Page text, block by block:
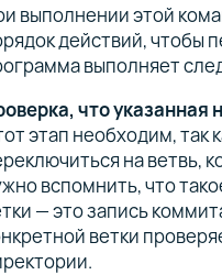
выполнении этой
действий, чтобы
выполняет
что указанная
этап необходим, так
на ветвь,
вспомнить, что
— это запись
ветки